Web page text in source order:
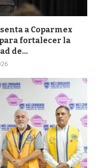
a Coparmex
fortalecer la
de...